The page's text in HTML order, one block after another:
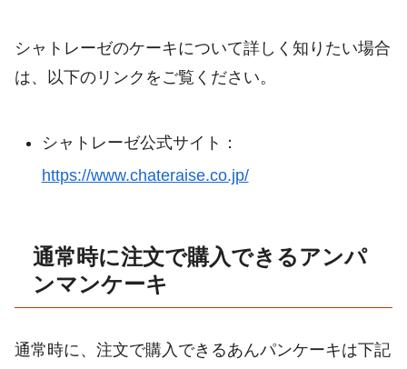
シャトレーゼのケーキについて詳しく知りたい場合
は、以下のリンクをご覧ください。
シャトレーゼ公式サイト：
https://www.chateraise.co.jp/
通常時に注文で購入できるアンパ
ンマンケーキ
通常時に、注文で購入できるあんパンケーキは下記